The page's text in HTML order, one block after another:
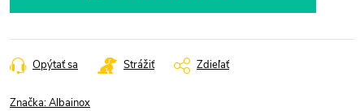
Opýtať sa Strážiť Zdieľať
Značka:Albainox